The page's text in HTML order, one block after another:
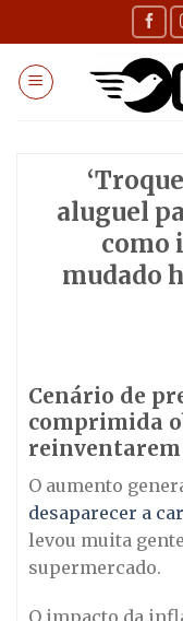
to
content
aluguel
como
mudado
Cenário de
comprimida
reinventarem
O aumento
desaparecer a
levou muita
supermercado.